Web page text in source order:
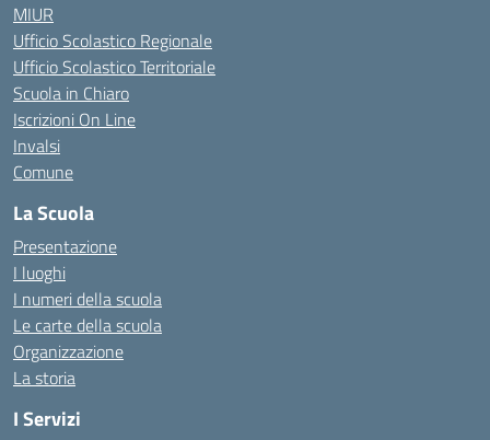
MIUR
Ufficio Scolastico Regionale
Ufficio Scolastico Territoriale
Scuola in Chiaro
Iscrizioni On Line
Invalsi
Comune
La Scuola
Presentazione
I luoghi
I numeri della scuola
Le carte della scuola
Organizzazione
La storia
I Servizi